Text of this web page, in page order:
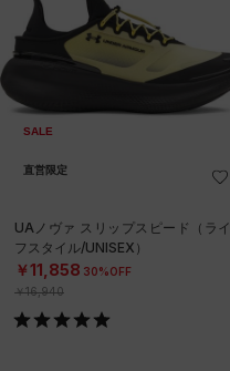
SALE
直営限定
UAノヴァ スリップスピード（ライ
フスタイル/UNISEX）
￥11,858 30%OFF
￥16,940